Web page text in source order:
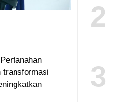
transformasi
2
3